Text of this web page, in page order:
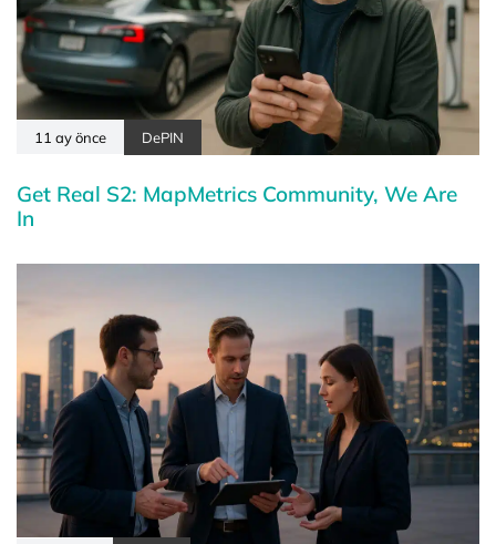
11 ay önce DePIN
Get Real S2: MapMetrics Community, We Are
In